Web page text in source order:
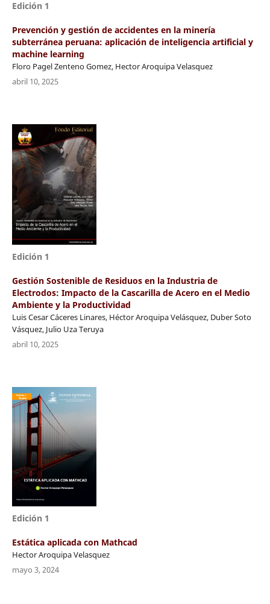
Edición 1
Prevención y gestión de accidentes en la minería
subterránea peruana: aplicación de inteligencia artificial y
machine learning
Floro Pagel Zenteno Gomez, Hector Aroquipa Velasquez
abril 10, 2025
Edición 1
Gestión Sostenible de Residuos en la Industria de
Electrodos: Impacto de la Cascarilla de Acero en el Medio
Ambiente y la Productividad
Luis Cesar Cáceres Linares, Héctor Aroquipa Velásquez, Duber Soto
Vásquez, Julio Uza Teruya
abril 10, 2025
Edición 1
Estática aplicada con Mathcad
Hector Aroquipa Velasquez
mayo 3, 2024